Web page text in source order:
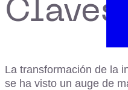
La transformación de la
se ha visto un auge de